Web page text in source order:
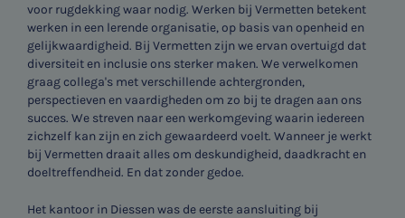
voor rugdekking waar nodig. Werken bij Vermetten betekent
werken in een lerende organisatie, op basis van openheid en
gelijkwaardigheid. Bij Vermetten zijn we ervan overtuigd dat
diversiteit en inclusie ons sterker maken. We verwelkomen
graag collega's met verschillende achtergronden,
perspectieven en vaardigheden om zo bij te dragen aan ons
succes. We streven naar een werkomgeving waarin iedereen
zichzelf kan zijn en zich gewaardeerd voelt. Wanneer je werkt
bij Vermetten draait alles om deskundigheid, daadkracht en
doeltreffendheid. En dat zonder gedoe.
Het kantoor in Diessen was de eerste aansluiting bij